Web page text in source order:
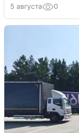
5 августа 0